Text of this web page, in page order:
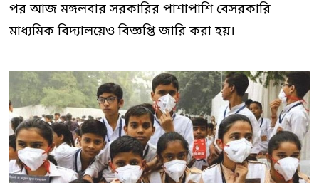
পর আজ মঙ্গলবার সরকারির পাশাপাশি বেসরকারি
মাধ্যমিক বিদ্যালয়েও বিজ্ঞপ্তি জারি করা হয়।